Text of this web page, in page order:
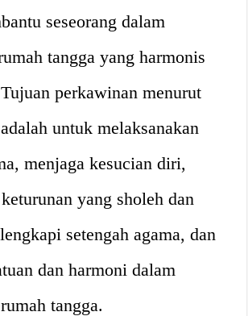
seseorang dalam
tangga yang harmonis
perkawinan menurut
untuk melaksanakan
menjaga kesucian diri,
yang sholeh dan
setengah agama, dan
dan harmoni dalam
tangga.